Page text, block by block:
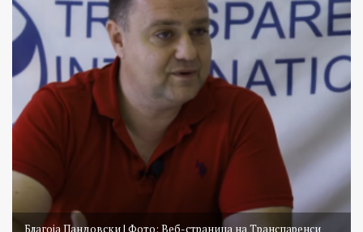
Благоја Пандовски | Фото: Веб-страница на Транспаренси